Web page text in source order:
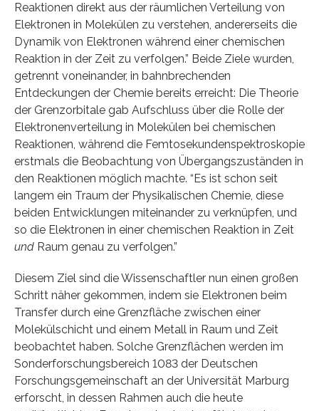
Reaktionen direkt aus der räumlichen Verteilung von
Elektronen in Molekülen zu verstehen, andererseits die
Dynamik von Elektronen während einer chemischen
Reaktion in der Zeit zu verfolgen.” Beide Ziele wurden,
getrennt voneinander, in bahnbrechenden
Entdeckungen der Chemie bereits erreicht: Die Theorie
der Grenzorbitale gab Aufschluss über die Rolle der
Elektronenverteilung in Molekülen bei chemischen
Reaktionen, während die Femtosekundenspektroskopie
erstmals die Beobachtung von Übergangszuständen in
den Reaktionen möglich machte. “Es ist schon seit
langem ein Traum der Physikalischen Chemie, diese
beiden Entwicklungen miteinander zu verknüpfen, und
so die Elektronen in einer chemischen Reaktion in Zeit
und Raum genau zu verfolgen.”
Diesem Ziel sind die Wissenschaftler nun einen großen
Schritt näher gekommen, indem sie Elektronen beim
Transfer durch eine Grenzfläche zwischen einer
Molekülschicht und einem Metall in Raum und Zeit
beobachtet haben. Solche Grenzflächen werden im
Sonderforschungsbereich 1083 der Deutschen
Forschungsgemeinschaft an der Universität Marburg
erforscht, in dessen Rahmen auch die heute